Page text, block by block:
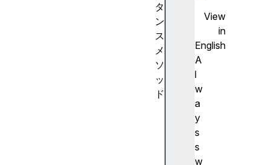
View
in
English
A
l
w
a
y
s
s
w
タ
ン
ス
メ
ソ
ッ
ド